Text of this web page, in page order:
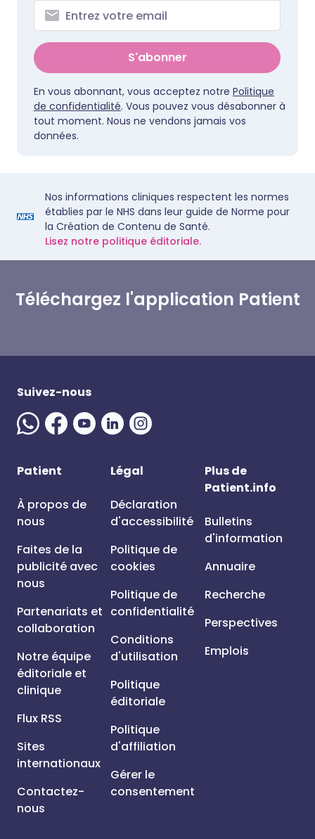
S'abonner
En vous abonnant, vous acceptez notre Politique
de confidentialité. Vous pouvez vous désabonner à
tout moment. Nous ne vendons jamais vos
données.
Nos informations cliniques respectent les normes
établies par le NHS dans leur guide de Norme pour
la Création de Contenu de Santé.
Lisez notre politique éditoriale.
Téléchargez l'application Patient
Suivez-nous
Patient
À propos de
nous
Faites de la
publicité avec
nous
Partenariats et
collaboration
Notre équipe
éditoriale et
clinique
Flux RSS
Sites
internationaux
Contactez-
nous
Légal
Déclaration
d'accessibilité
Politique de
cookies
Politique de
confidentialité
Conditions
d'utilisation
Politique
éditoriale
Politique
d'affiliation
Gérer le
consentement
Plus de
Patient.info
Bulletins
d'information
Annuaire
Recherche
Perspectives
Emplois